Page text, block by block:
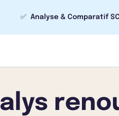
✅ Analyse & Comparatif